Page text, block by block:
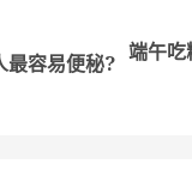
最容易便秘? Next
端午吃